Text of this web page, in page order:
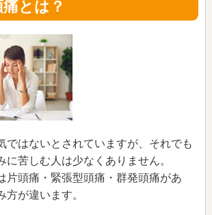
とは？
ではないとされていますが、それでも
に苦しむ人は少なくありません。
片頭痛・緊張型頭痛・群発頭痛があ
方が違います。